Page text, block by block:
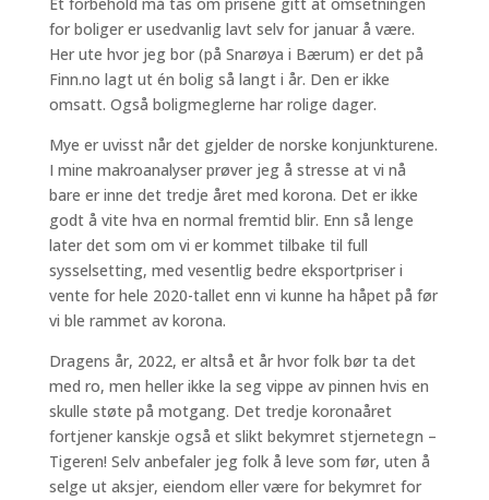
for boliger er usedvanlig lavt selv for januar å være.
Her ute hvor jeg bor (på Snarøya i Bærum) er det på
Finn.no lagt ut én bolig så langt i år. Den er ikke
omsatt. Også boligmeglerne har rolige dager.
Mye er uvisst når det gjelder de norske konjunkturene.
I mine makroanalyser prøver jeg å stresse at vi nå
bare er inne det tredje året med korona. Det er ikke
godt å vite hva en normal fremtid blir. Enn så lenge
later det som om vi er kommet tilbake til full
sysselsetting, med vesentlig bedre eksportpriser i
vente for hele 2020-tallet enn vi kunne ha håpet på før
vi ble rammet av korona.
Dragens år, 2022, er altså et år hvor folk bør ta det
med ro, men heller ikke la seg vippe av pinnen hvis en
skulle støte på motgang. Det tredje koronaåret
fortjener kanskje også et slikt bekymret stjernetegn –
Tigeren! Selv anbefaler jeg folk å leve som før, uten å
selge ut aksjer, eiendom eller være for bekymret for